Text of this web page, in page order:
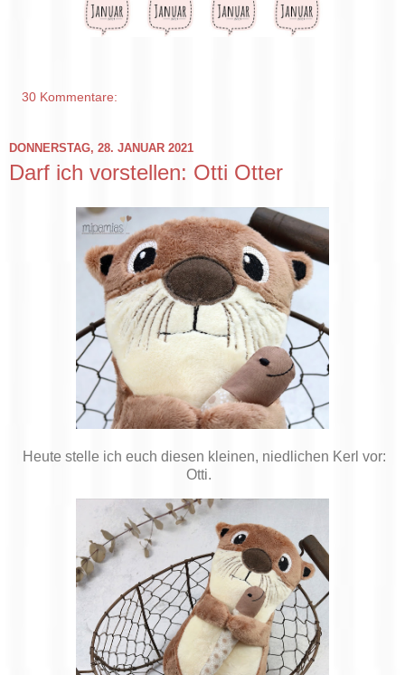
30 Kommentare:
DONNERSTAG, 28. JANUAR 2021
Darf ich vorstellen: Otti Otter
Heute stelle ich euch diesen kleinen, niedlichen Kerl vor:
Otti.